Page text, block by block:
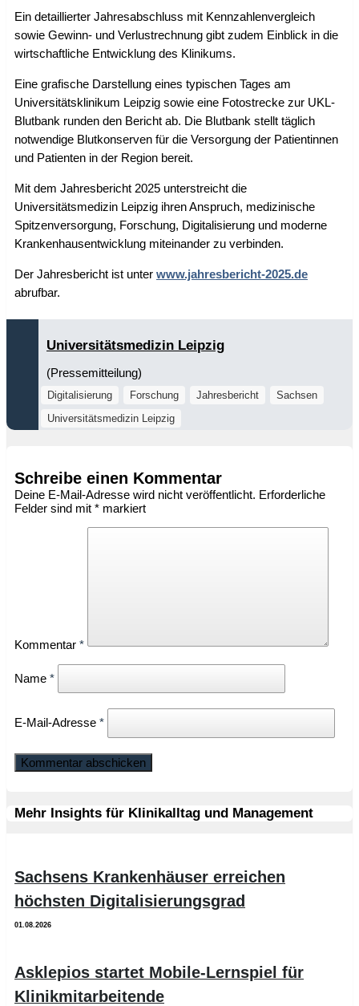
Ein detaillierter Jahresabschluss mit Kennzahlenvergleich
sowie Gewinn- und Verlustrechnung gibt zudem Einblick in die
wirtschaftliche Entwicklung des Klinikums.
Eine grafische Darstellung eines typischen Tages am
Universitätsklinikum Leipzig sowie eine Fotostrecke zur UKL-
Blutbank runden den Bericht ab. Die Blutbank stellt täglich
notwendige Blutkonserven für die Versorgung der Patientinnen
und Patienten in der Region bereit.
Mit dem Jahresbericht 2025 unterstreicht die
Universitätsmedizin Leipzig ihren Anspruch, medizinische
Spitzenversorgung, Forschung, Digitalisierung und moderne
Krankenhausentwicklung miteinander zu verbinden.
Der Jahresbericht ist unter www.jahresbericht-2025.de
abrufbar.
Universitätsmedizin Leipzig
(Pressemitteilung)
Digitalisierung Forschung Jahresbericht
Sachsen
Universitätsmedizin Leipzig
Schreibe einen Kommentar
Deine E-Mail-Adresse wird nicht veröffentlicht. Erforderliche
Felder sind mit * markiert
Kommentar *
Name *
E-Mail-Adresse *
Mehr Insights für Klinikalltag und Management
Sachsens Krankenhäuser erreichen
höchsten Digitalisierungsgrad
01.08.2026
Asklepios startet Mobile-Lernspiel für
Klinikmitarbeitende